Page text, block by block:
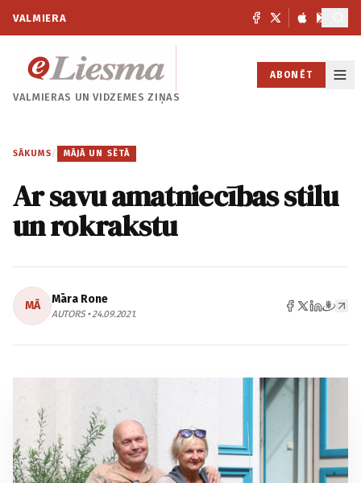
VALMIERA
VALMIERAS UNVIDZEMES ZIŅAS
ABONĒT
SĀKUMS / MĀJĀ UN SĒTĀ
Ar savu amatniecības stilu
un rokrakstu
MĀ Māra Rone
AUTORS • 24.09.2021.